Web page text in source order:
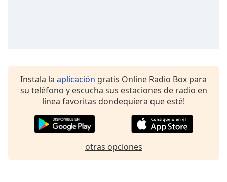
Close
Instala la aplicación gratis Online Radio Box para
su teléfono y escucha sus estaciones de radio en
línea favoritas dondequiera que esté!
otras opciones